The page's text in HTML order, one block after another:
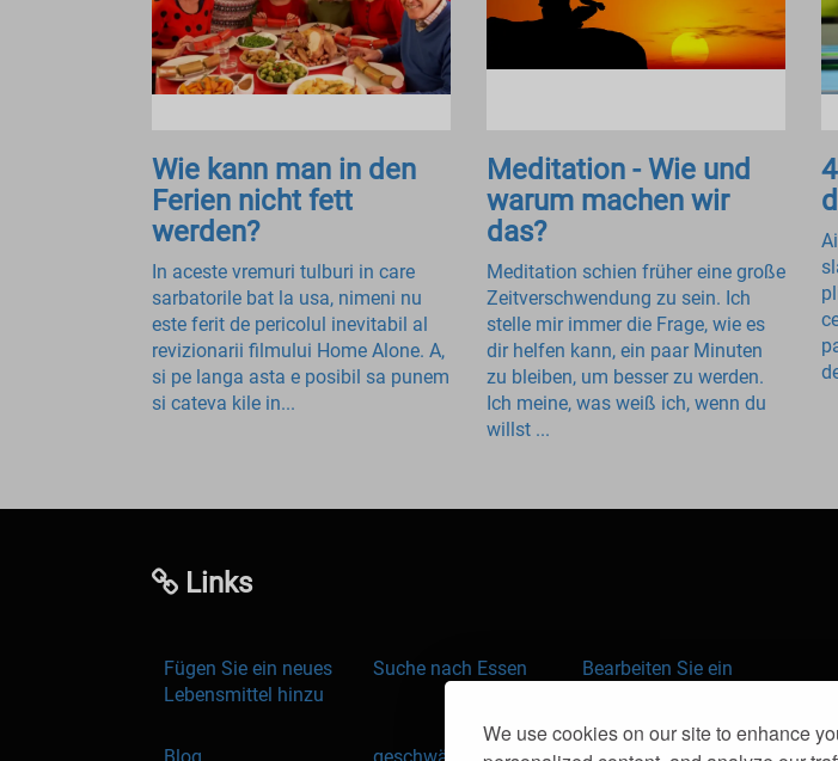
We use cookies on our site to enhance
Wie kann man in den
Ferien nicht fett
werden?
In aceste vremuri tulburi in care
sarbatorile bat la usa, nimeni nu
este ferit de pericolul inevitabil al
revizionarii filmului Home Alone. A,
si pe langa asta e posibil sa punem
si cateva kile in...
Meditation - Wie und
warum machen wir
das?
Meditation schien früher eine große
Zeitverschwendung zu sein. Ich
stelle mir immer die Frage, wie es
dir helfen kann, ein paar Minuten
zu bleiben, um besser zu werden.
Ich meine, was weiß ich, wenn du
willst ...
Links
Fügen Sie ein neues
Lebensmittel hinzu
Suche nach Essen
Bearbeiten Sie ein